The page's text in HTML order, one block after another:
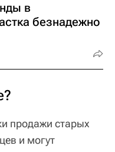
в
безнадежно
продажи старых
и могут